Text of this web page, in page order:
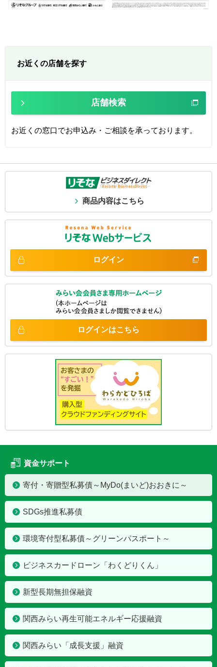
お近くの店舗を探す
店舗検索
お近くの窓口でお申込み・ご相談を承っております。
商品内容はこちら
ログイン
ログインはこちら
資金サポート
寄付・寄贈型私募債～MyDo(まいど)おおきに～
SDGs推進私募債
環境寄付型私募債～グリーンパスポート～
ビジネスカードローン「わくどりくん」
新型長期無担保融資
関西みらい再生可能エネルギー応援融資
関西みらい「成長支援」融資